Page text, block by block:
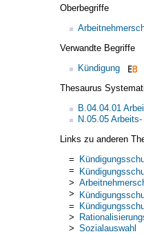
Oberbegriffe
Verwandte Begriffe
Kündigung
Thesaurus
B.04.04.01
N.05.05
Links zu anderen
=
=
>
>
=
>
> Sozialauswahl